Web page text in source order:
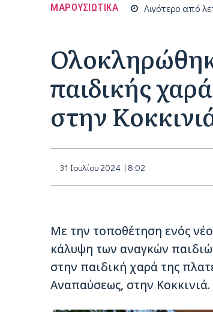
ΜΑΡΟΥΣΙΩΤΙΚΑ Λιγότερο από
παιδικής
στην
31 Ιουλίου 2024 | 8:02
Με την τοποθέτηση ενός
κάλυψη των αναγκών
στην παιδική χαρά της
Αναπαύσεως, στην Κοκκινιά.